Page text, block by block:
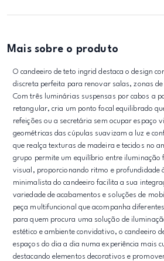
Mais sobre o produto
O candeeiro de teto ingrid destaca o design
discreta perfeita para renovar salas, zonas
Com três luminárias suspensas por cabos a
retangular, cria um ponto focal equilibrado
refeições ou a secretária sem ocupar espaço
geométricas das cúpulas suavizam a luz e
que realça texturas de madeira e tecidos no
grupo permite um equilíbrio entre iluminação
visual, proporcionando ritmo e profundidade
minimalista do candeeiro facilita a sua
variedade de acabamentos e soluções de
peça multifuncional que acompanha
para quem procura uma solução de
estético e ambiente convidativo, o candeeiro
espaços do dia a dia numa experiência mais
destacando elementos decorativos e